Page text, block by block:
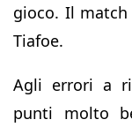
gioco. Il
Tiafoe.
Agli errori a
punti molto